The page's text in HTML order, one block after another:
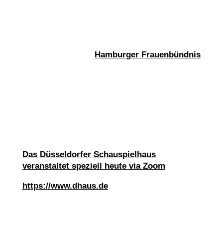
Hamburger Frauenbündnis
Das Düsseldorfer Schauspielhaus
veranstaltet speziell heute via Zoom
https://www.dhaus.de